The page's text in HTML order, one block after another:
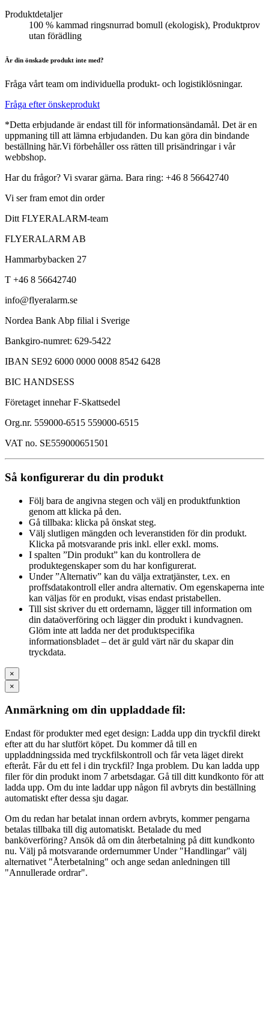
Produktdetaljer
100 % kammad ringsnurrad bomull (ekologisk), Produktprov
utan förädling
Är din önskade produkt inte med?
Fråga vårt team om individuella produkt- och logistiklösningar.
Fråga efter önskeprodukt
*Detta erbjudande är endast till för informationsändamål. Det är en
uppmaning till att lämna erbjudanden. Du kan göra din bindande
beställning här.Vi förbehåller oss rätten till prisändringar i vår
webbshop.
Har du frågor? Vi svarar gärna. Bara ring: +46 8 56642740
Vi ser fram emot din order
Ditt FLYERALARM-team
FLYERALARM AB
Hammarbybacken 27
T +46 8 56642740
info@flyeralarm.se
Nordea Bank Abp filial i Sverige
Bankgiro-numret: 629-5422
IBAN SE92 6000 0000 0008 8542 6428
BIC HANDSESS
Företaget innehar F-Skattsedel
Org.nr. 559000-6515 559000-6515
VAT no. SE559000651501
Så konfigurerar du din produkt
Följ bara de angivna stegen och välj en produktfunktion
genom att klicka på den.
Gå tillbaka: klicka på önskat steg.
Välj slutligen mängden och leveranstiden för din produkt.
Klicka på motsvarande pris inkl. eller exkl. moms.
I spalten ”Din produkt” kan du kontrollera de
produktegenskaper som du har konfigurerat.
Under ”Alternativ” kan du välja extratjänster, t.ex. en
proffsdatakontroll eller andra alternativ. Om egenskaperna inte
kan väljas för en produkt, visas endast pristabellen.
Till sist skriver du ett ordernamn, lägger till information om
din dataöverföring och lägger din produkt i kundvagnen.
Glöm inte att ladda ner det produktspecifika
informationsbladet – det är guld värt när du skapar din
tryckdata.
×
×
Anmärkning om din uppladdade fil:
Endast för produkter med eget design: Ladda upp din tryckfil direkt
efter att du har slutfört köpet. Du kommer då till en
uppladdningssida med tryckfilskontroll och får veta läget direkt
efteråt. Får du ett fel i din tryckfil? Inga problem. Du kan ladda upp
filer för din produkt inom 7 arbetsdagar. Gå till ditt kundkonto för att
ladda upp. Om du inte laddar upp någon fil avbryts din beställning
automatiskt efter dessa sju dagar.
Om du redan har betalat innan ordern avbryts, kommer pengarna
betalas tillbaka till dig automatiskt. Betalade du med
banköverföring? Ansök då om din återbetalning på ditt kundkonto
nu. Välj på motsvarande ordernummer Under "Handlingar" välj
alternativet "Återbetalning" och ange sedan anledningen till
"Annullerade ordrar".